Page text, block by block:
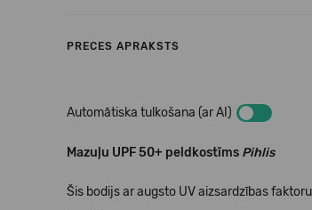
PRECES APRAKSTS
Automātiska tulkošana (ar AI)
Mazuļu UPF 50+ peldkostīms Pihlis
Šis bodijs ar augsto UV aizsardzības